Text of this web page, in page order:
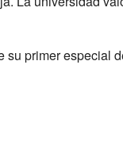
su primer especial